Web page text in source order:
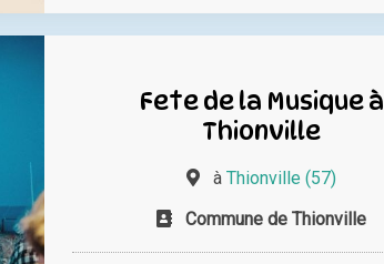
Fete de la Musique à
Thionville
àThionville (57)
Commune de Thionville